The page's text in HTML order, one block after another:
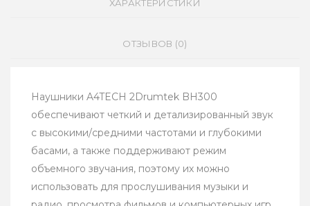
ХАРАКТЕРИСТИКИ
ОТЗЫВОВ (0)
Наушники A4TECH 2Drumtek BH300
обеспечивают четкий и детализированный звук
с высокими/средними частотами и глубокими
басами, а также поддерживают режим
объемного звучания, поэтому их можно
использовать для прослушивания музыки и